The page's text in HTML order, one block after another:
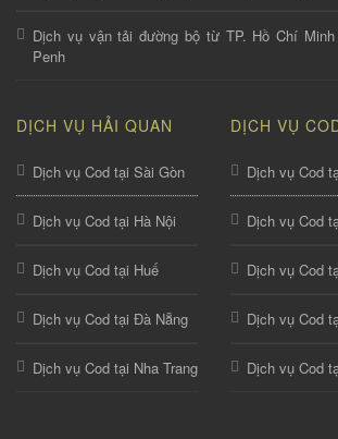
Dịch vụ vận tải đường bộ từ TP. Hồ Chí
Penh
DỊCH VỤ HẢI QUAN
Dịch vụ Cod tại Sài Gòn
Dịch vụ Cod tại Hà Nội
Dịch vụ Cod tại Huế
Dịch vụ Cod tại Đà Nẵng
Dịch vụ Cod tại Nha Trang
DỊCH VỤ
Dịch vụ Cod
Dịch vụ Cod
Dịch vụ Cod
Dịch vụ Cod
Dịch vụ Cod